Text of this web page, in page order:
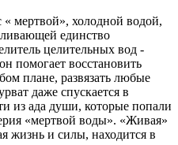
« мертвой», холодной водой,
единство
целительных вод -
помогает восстановить
плане, развязать любые
даже спускается в
из ада души, которые попали
«мертвой воды». «Живая»
жизнь и силы, находится в